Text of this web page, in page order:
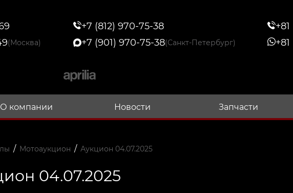
(Москва)
+7 (812) 970-75-38
+7 (901) 970-75-38(Санкт-Петербург)
О компании Новости Запчасти
/ Мотоаукцион / Аукцион 04.07.2025
04.07.2025